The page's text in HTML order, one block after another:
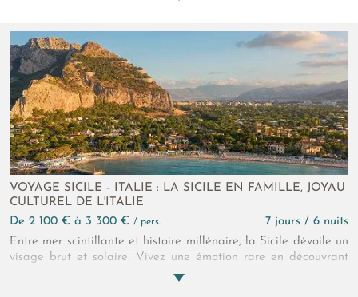
VOYAGE SICILE - ITALIE : LA SICILE EN FAMILLE, JOYAU
CULTUREL DE L'ITALIE
de 2 100 € à 3 300 € / pers.
7 jours / 6 nuits
Entre mer scintillante et histoire millénaire, la Sicile dévoile un
visage brut et solaire. Vivez une émotion rare en découvrant
les villes de Palerme, Trapani et Agrigente. Au fil des jours, la